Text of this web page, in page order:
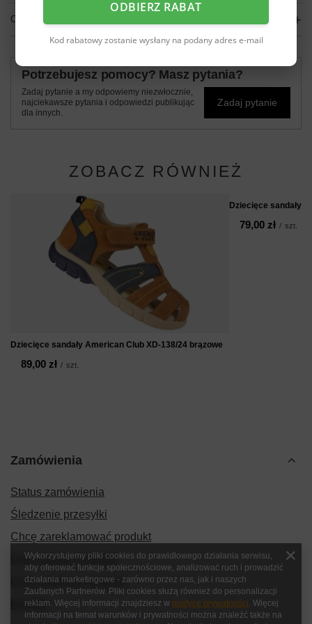
OPINIE
Potrzebujesz pomocy? Masz pytania?
Zadaj pytanie a my odpowiemy niezwłocznie,
najciekawsze pytania i odpowiedzi publikując
dla innych.
Zadaj pytanie
ZOBACZ RÓWNIEŻ
Dziecięce sandały American Club XD-138/24 brązowe
89,00 zł / szt.
Dziecięce sandały
79,00 zł / szt.
Zamówienia
Status zamówienia
Śledzenie przesyłki
Chcę zareklamować produkt
Chcę zwrócić produkt
Chcę wymienić produkt
Kontakt
ODBIERZ RABAT
Kod rabatowy zostanie wysłany na podany adres e-mail
Wykorzystujemy pliki cookies do prawidłowego działania serwisu,
aby oferować funkcje społecznościowe, analizować ruch i prowadzić
działania marketingowe - zarówno przez nas, jak i naszych
Zaufanych Partnerów. Pliki cookies służą również do personalizacji
reklam. Więcej informacji znajdziesz w polityce prywatności. Więcej
informacji na temat warunków i prywatności można znaleźć także na